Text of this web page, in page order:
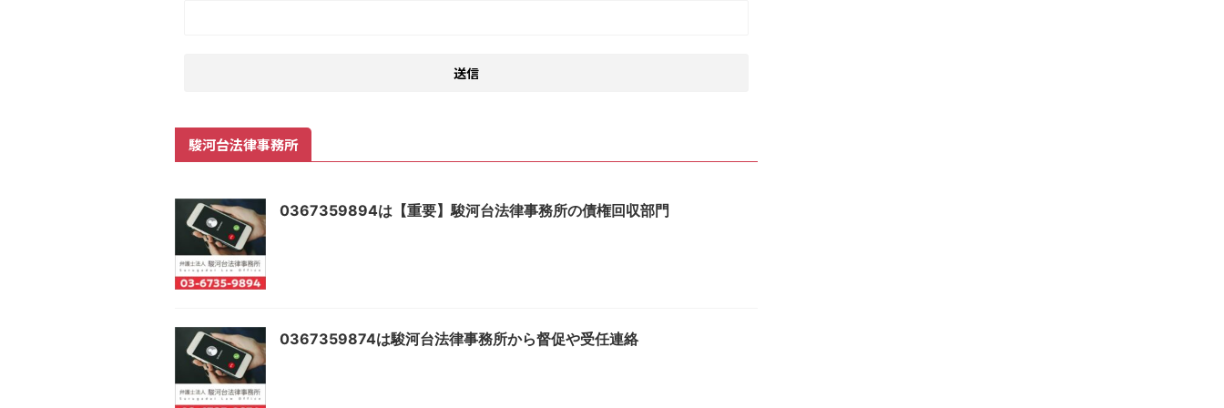
駿河台法律事務所
0367359894は【重要】駿河台法律事務所の債権回収部門
0367359874は駿河台法律事務所から督促や受任連絡